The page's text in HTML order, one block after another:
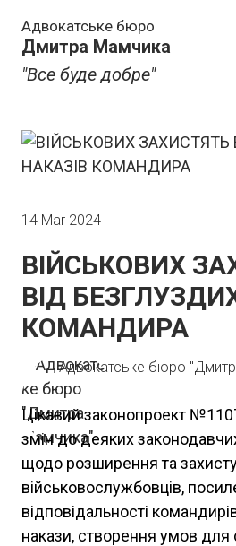
Адвокатське бюро
Дмитра Мамчика
"Все буде добре"
14 Mar 2024
ВІЙСЬКОВИХ
ВІД
КОМАНДИРА
Адвокатське бюро
Цікавий законопроект
змін до деяких
щодо розширення та
військовослужбовців,
відповідальності
накази, створення умов для